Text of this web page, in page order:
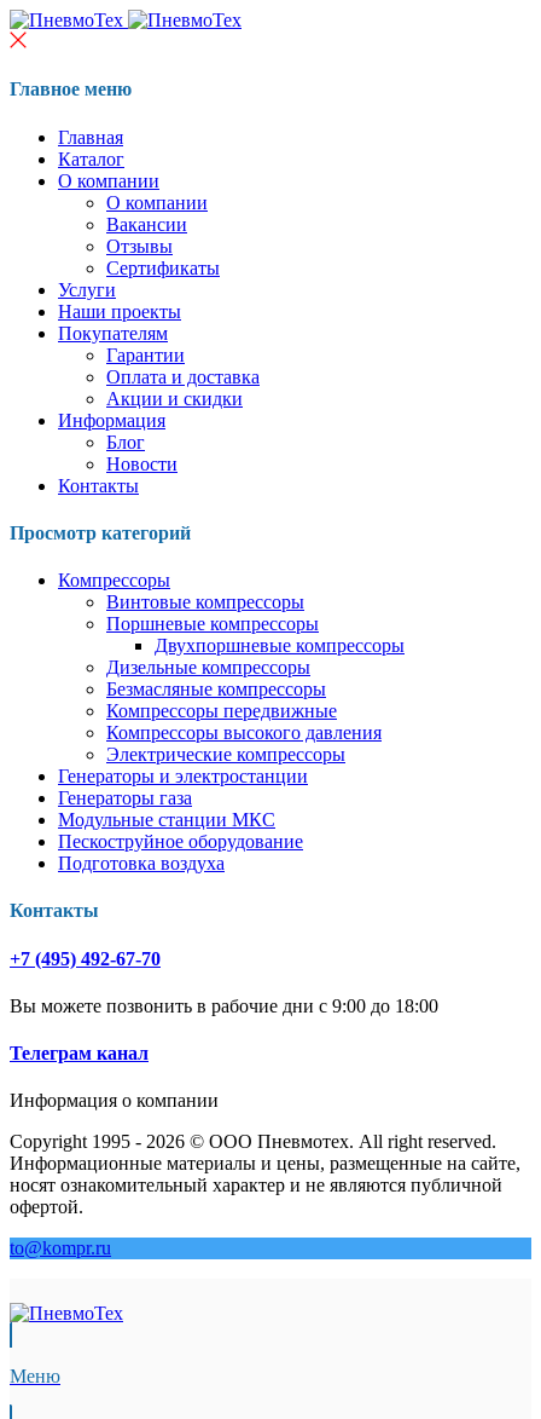
Главное меню
Главная
Каталог
О компании
О компании
Вакансии
Отзывы
Сертификаты
Услуги
Наши проекты
Покупателям
Гарантии
Оплата и доставка
Акции и скидки
Информация
Блог
Новости
Контакты
Просмотр категорий
Компрессоры
Винтовые компрессоры
Поршневые компрессоры
Двухпоршневые компрессоры
Дизельные компрессоры
Безмасляные компрессоры
Компрессоры передвижные
Компрессоры высокого давления
Электрические компрессоры
Генераторы и электростанции
Генераторы газа
Модульные станции МКС
Пескоструйное оборудование
Подготовка воздуха
Контакты
+7 (495) 492-67-70
Вы можете позвонить в рабочие дни с 9:00 до 18:00
Телеграм канал
Информация о компании
Copyright 1995 - 2026 © ООО Пневмотех. All right reserved.
Информационные материалы и цены, размещенные на сайте,
носят ознакомительный характер и не являются публичной
офертой.
to@kompr.ru
Меню